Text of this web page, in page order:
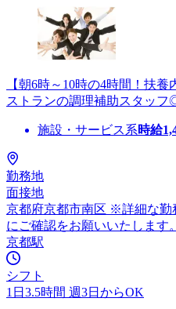
【朝6時～10時の4時間！扶
ストランの調理補助スタッ
施設・サービス系時給
勤務地
面接地
京都府京都市南区 ※詳細な勤
にご確認をお願いいたします。
京都駅
シフト
1日3.5時間 週3日からOK